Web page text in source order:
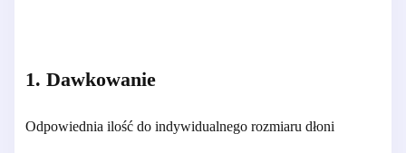
1. Dawkowanie
Odpowiednia ilość do indywidualnego rozmiaru dłoni